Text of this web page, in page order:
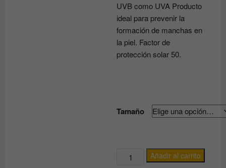
UVB como UVA Producto
ideal para prevenir la
formación de manchas en
la piel. Factor de
protección solar 50.
Tamaño
FOTOPROTECTOR
Añadir al carrito